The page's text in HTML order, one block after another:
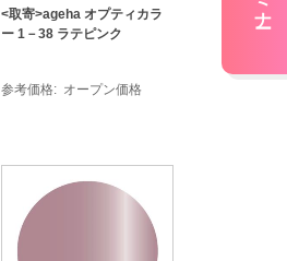
<取寄>ageha オプティカラ
ー 1－38 ラテピンク
参考価格 オープン価格